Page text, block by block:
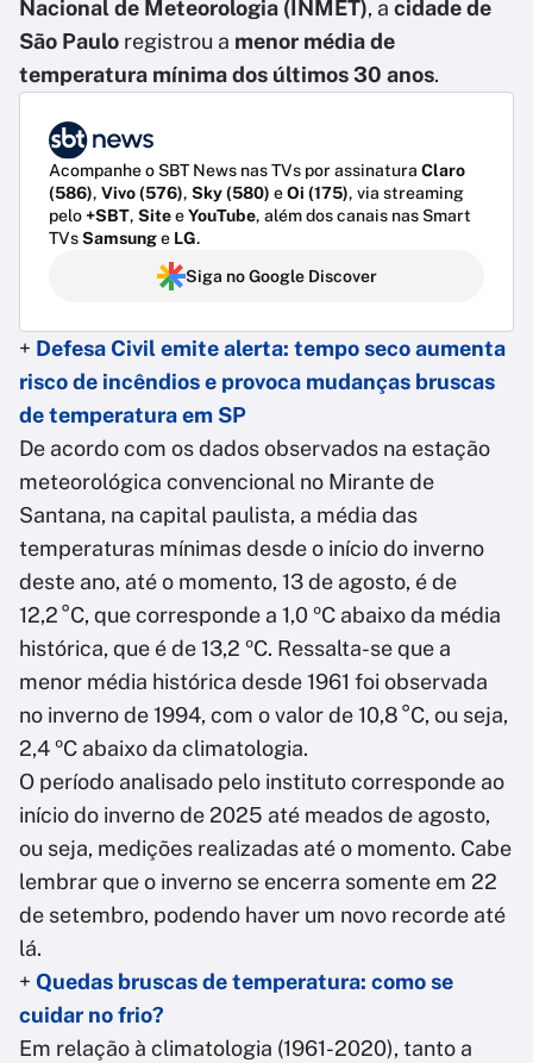
Nacional de Meteorologia (INMET), a cidade de
São Paulo registrou a menor média de
temperatura mínima dos últimos 30 anos.
Acompanhe o SBT News nas TVs por assinatura Claro
(586), Vivo (576), Sky (580) eOi (175), via streaming
pelo+SBT, SiteeYouTube, além dos canais nas Smart
TVsSamsunge LG.
Siga no Google Discover
+ Defesa Civil emite alerta: tempo seco aumenta
risco de incêndios e provoca mudanças bruscas
de temperatura em SP
De acordo com os dados observados na estação
meteorológica convencional no Mirante de
Santana, na capital paulista, a média das
temperaturas mínimas desde o início do inverno
deste ano, até o momento, 13 de agosto, é de
12,2 °C, que corresponde a 1,0 ºC abaixo da média
histórica, que é de 13,2 ºC. Ressalta-se que a
menor média histórica desde 1961 foi observada
no inverno de 1994, com o valor de 10,8 °C, ou seja,
2,4 ºC abaixo da climatologia.
O período analisado pelo instituto corresponde ao
início do inverno de 2025 até meados de agosto,
ou seja, medições realizadas até o momento. Cabe
lembrar que o inverno se encerra somente em 22
de setembro, podendo haver um novo recorde até
lá.
+ Quedas bruscas de temperatura: como se
cuidar no frio?
Em relação à climatologia (1961-2020), tanto a